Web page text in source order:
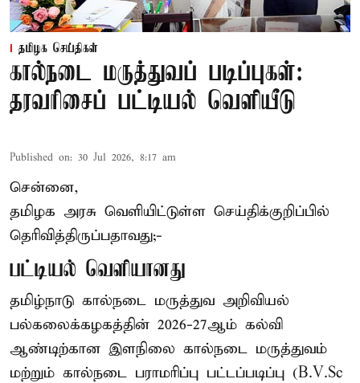
தமிழக செய்திகள்
கால்நடை மருத்துவப் படிப்புகள்:
தரவரிசைப் பட்டியல் வெளியீடு
Published on: 30 Jul 2026, 8:17 am
சென்னை,
தமிழக அரசு வெளியிட்டுள்ள செய்திக்குறிப்பில்
தெரிவித்திருப்பதாவது;-
பட்டியல் வெளியானது
தமிழ்நாடு கால்நடை மருத்துவ அறிவியல்
பல்கலைக்கழகத்தின் 2026-27ஆம் கல்வி
ஆண்டிற்கான இளநிலை கால்நடை மருத்துவம்
மற்றும் கால்நடை பராமரிப்பு பட்டப்படிப்பு (B.V.Sc